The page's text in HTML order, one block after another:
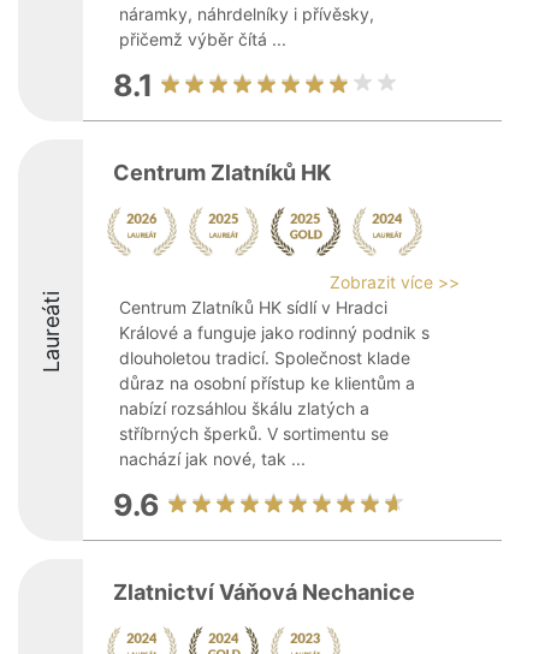
náramky, náhrdelníky i přívěsky,
přičemž výběr čítá ...
8.1
Laureáti
Centrum Zlatníků HK
Zobrazit více >>
Centrum Zlatníků HK sídlí v Hradci
Králové a funguje jako rodinný podnik s
dlouholetou tradicí. Společnost klade
důraz na osobní přístup ke klientům a
nabízí rozsáhlou škálu zlatých a
stříbrných šperků. V sortimentu se
nachází jak nové, tak ...
9.6
Zlatnictví Váňová Nechanice